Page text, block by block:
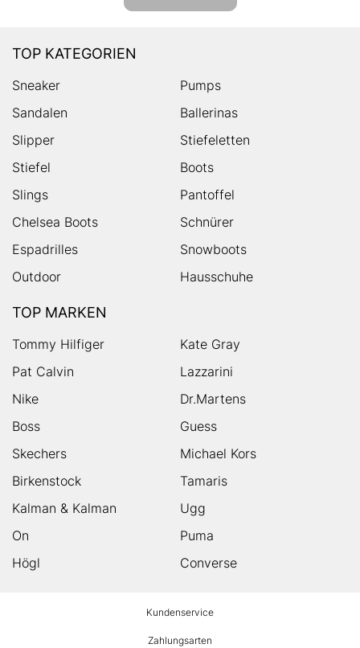
TOP KATEGORIEN
Sneaker
Pumps
Sandalen
Ballerinas
Slipper
Stiefeletten
Stiefel
Boots
Slings
Pantoffel
Chelsea Boots
Schnürer
Espadrilles
Snowboots
Outdoor
Hausschuhe
TOP MARKEN
Tommy Hilfiger
Kate Gray
Pat Calvin
Lazzarini
Nike
Dr.Martens
Boss
Guess
Skechers
Michael Kors
Birkenstock
Tamaris
Kalman & Kalman
Ugg
On
Puma
Högl
Converse
Kundenservice
Zahlungsarten